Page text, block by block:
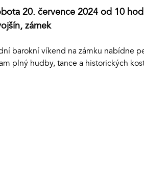
20. července 2024 od 10
zámek
barokní víkend na zámku nabídne
plný hudby, tance a historických